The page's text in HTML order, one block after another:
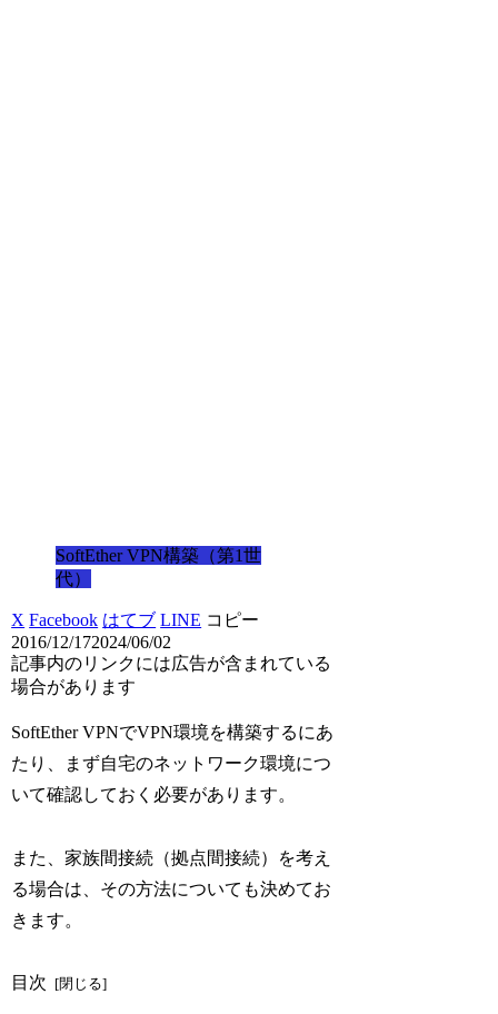
SoftEther VPN構築（第1世
代）
X Facebook はてブ LINE コピー
2016/12/172024/06/02
記事内のリンクには広告が含まれている
場合があります
SoftEther VPNでVPN環境を構築するにあ
たり、まず自宅のネットワーク環境につ
いて確認しておく必要があります。
また、家族間接続（拠点間接続）を考え
る場合は、その方法についても決めてお
きます。
目次